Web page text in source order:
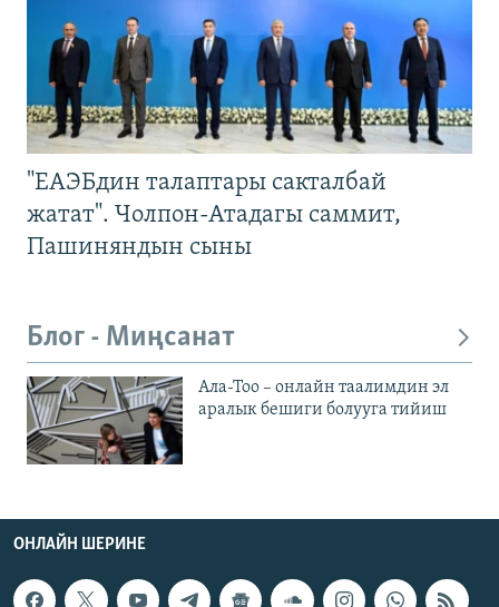
"ЕАЭБдин талаптары сакталбай
жатат". Чолпон-Атадагы саммит,
Пашиняндын сыны
Блог - Миңсанат
Ала-Тоо – онлайн таалимдин эл
аралык бешиги болууга тийиш
ОНЛАЙН ШЕРИНЕ